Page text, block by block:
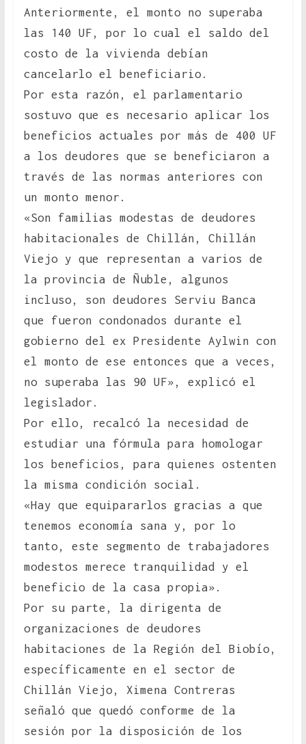
Anteriormente, el monto no superaba
las 140 UF, por lo cual el saldo del
costo de la vivienda debían
cancelarlo el beneficiario.
Por esta razón, el parlamentario
sostuvo que es necesario aplicar los
beneficios actuales por más de 400 UF
a los deudores que se beneficiaron a
través de las normas anteriores con
un monto menor.
«Son familias modestas de deudores
habitacionales de Chillán, Chillán
Viejo y que representan a varios de
la provincia de Ñuble, algunos
incluso, son deudores Serviu Banca
que fueron condonados durante el
gobierno del ex Presidente Aylwin con
el monto de ese entonces que a veces,
no superaba las 90 UF», explicó el
legislador.
Por ello, recalcó la necesidad de
estudiar una fórmula para homologar
los beneficios, para quienes ostenten
la misma condición social.
«Hay que equipararlos gracias a que
tenemos economía sana y, por lo
tanto, este segmento de trabajadores
modestos merece tranquilidad y el
beneficio de la casa propia».
Por su parte, la dirigenta de
organizaciones de deudores
habitaciones de la Región del Biobío,
específicamente en el sector de
Chillán Viejo, Ximena Contreras
señaló que quedó conforme de la
sesión por la disposición de los